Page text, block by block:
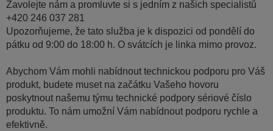
Zavolejte nám a promluvte si s jedním z našich specialistů
+420 246 037 281
Upozorňujeme, že tato služba je k dispozici od pondělí do
pátku od 9:00 do 18:00 h. O svátcích je linka mimo provoz.
Abychom Vám mohli nabídnout technickou podporu pro Váš
produkt, budete muset na začátku Vašeho hovoru
poskytnout našemu týmu technické podpory sériové číslo
produktu. To nám umožní Vám nabídnout podporu rychle a
efektivně.